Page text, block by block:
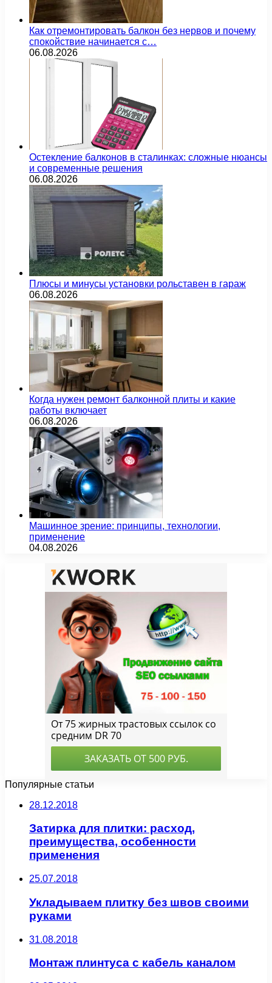
Как отремонтировать балкон без нервов и почему
спокойствие начинается с…
06.08.2026
Остекление балконов в сталинках: сложные нюансы
и современные решения
06.08.2026
Плюсы и минусы установки рольставен в гараж
06.08.2026
Когда нужен ремонт балконной плиты и какие
работы включает
06.08.2026
Машинное зрение: принципы, технологии,
применение
04.08.2026
Популярные статьи
28.12.2018
Затирка для плитки: расход,
преимущества, особенности
применения
25.07.2018
Укладываем плитку без швов своими
руками
31.08.2018
Монтаж плинтуса с кабель каналом